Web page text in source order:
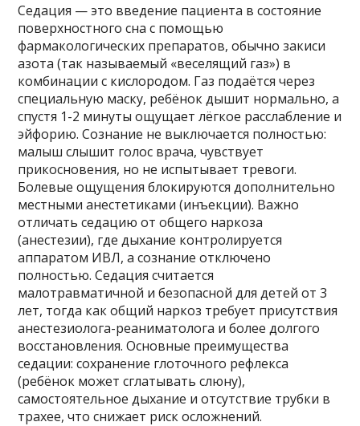
Седация — это введение пациента в состояние
поверхностного сна с помощью
фармакологических препаратов, обычно закиси
азота (так называемый «веселящий газ») в
комбинации с кислородом. Газ подаётся через
специальную маску, ребёнок дышит нормально, а
спустя 1-2 минуты ощущает лёгкое расслабление и
эйфорию. Сознание не выключается полностью:
малыш слышит голос врача, чувствует
прикосновения, но не испытывает тревоги.
Болевые ощущения блокируются дополнительно
местными анестетиками (инъекции). Важно
отличать седацию от общего наркоза
(анестезии), где дыхание контролируется
аппаратом ИВЛ, а сознание отключено
полностью. Седация считается
малотравматичной и безопасной для детей от 3
лет, тогда как общий наркоз требует присутствия
анестезиолога-реаниматолога и более долгого
восстановления. Основные преимущества
седации: сохранение глоточного рефлекса
(ребёнок может сглатывать слюну),
самостоятельное дыхание и отсутствие трубки в
трахее, что снижает риск осложнений.